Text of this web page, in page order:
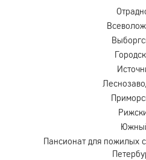
Пансионат для пожилых